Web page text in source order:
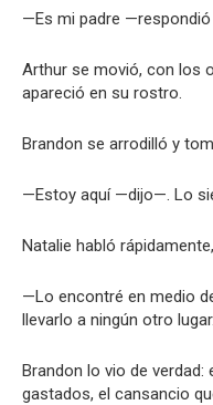
—Es mi padre —respondió
Arthur se movió, con los
apareció en su rostro.
Brandon se arrodilló y
—Estoy aquí —dijo—. Lo
Natalie habló
—Lo encontré en medio
llevarlo a ningún otro lugar.
Brandon lo vio de
gastados, el cansancio